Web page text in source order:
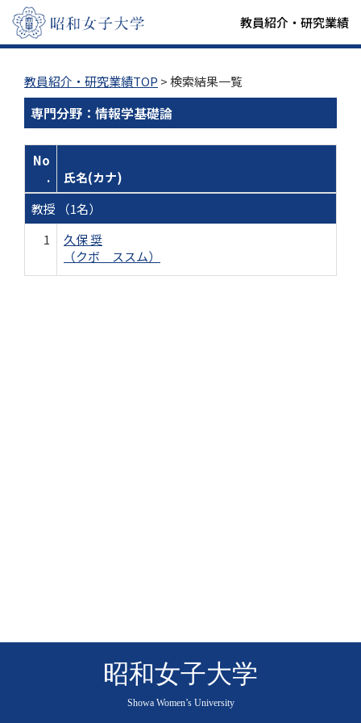
教員紹介・研究業績
教員紹介・研究業績TOP > 検索結果一覧
専門分野：情報学基礎論
No
.
氏名(カナ)
教授 （1名）
1
久保 奨
（クボ ススム）
昭和女子大学
Showa Women’s University